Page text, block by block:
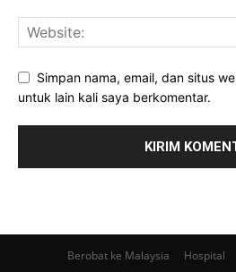
Simpan nama, email, dan situs
untuk lain kali saya berkomentar.
Berobat ke Malaysia Hospital